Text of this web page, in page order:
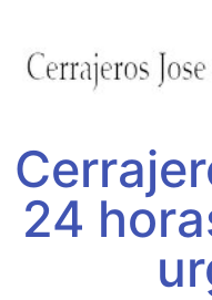
24